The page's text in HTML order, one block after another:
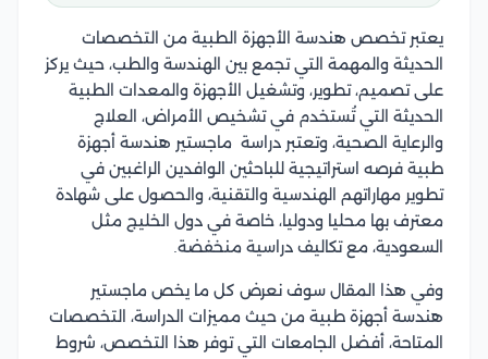
يعتبر تخصص هندسة الأجهزة الطبية من التخصصات
الحديثة والمهمة التي تجمع بين الهندسة والطب، حيث يركز
على تصميم، تطوير، وتشغيل الأجهزة والمعدات الطبية
الحديثة التي تُستخدم في تشخيص الأمراض، العلاج
والرعاية الصحية، وتعتبر دراسة ماجستير هندسة أجهزة
طبية فرصه استراتيجية للباحثين الوافدين الراغبين في
تطوير مهاراتهم الهندسية والتقنية، والحصول على شهادة
معترف بها محليا ودوليا، خاصة في دول الخليج مثل
السعودية، مع تكاليف دراسية منخفضة.
وفي هذا المقال سوف نعرض كل ما يخص ماجستير
هندسة أجهزة طبية من حيث مميزات الدراسة، التخصصات
المتاحة، أفضل الجامعات التي توفر هذا التخصص، شروط